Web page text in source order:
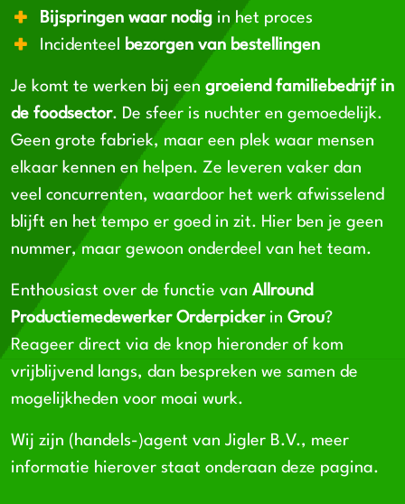
Bijspringen waar nodig in het proces
Incidenteel
bezorgen van bestellingen
Je komt te werken bij een groeiend familiebedrijf in
de foodsector. De sfeer is nuchter en gemoedelijk.
Geen grote fabriek, maar een plek waar mensen
elkaar kennen en helpen. Ze leveren vaker dan
veel concurrenten, waardoor het werk afwisselend
blijft en het tempo er goed in zit. Hier ben je geen
nummer, maar gewoon onderdeel van het team.
Enthousiast over de functie van Allround
Productiemedewerker Orderpickerin Grou?
Reageer direct via de knop hieronder of kom
vrijblijvend langs, dan bespreken we samen de
mogelijkheden voor moai wurk.
Wij zijn (handels-)agent van Jigler B.V., meer
informatie hierover staat onderaan deze pagina.